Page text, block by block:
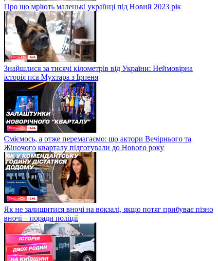
Про що мріють маленькі українці під Новий 2023 рік
Знайшлися за тисячі кілометрів від України: Неймовірна
історія пса Мухтара з Ірпеня
Сміємось, а отже перемагаємо: що актори Вечірнього та
Жіночого кварталу підготували до Нового року
Як не залишитися вночі на вокзалі, якщо потяг прибуває пізно
вночі – поради поліції